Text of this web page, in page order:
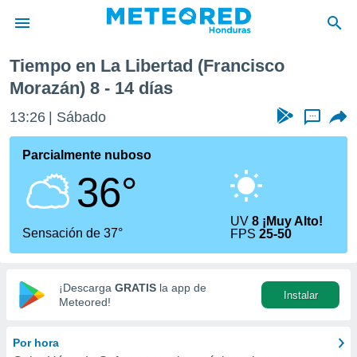
de
para
que se
calidad.
las
y
forma
basada
Tiempo en La Libertad (Francisco
Morazán) 8 - 14 días
13:26 Sábado ...
Parcialmente nuboso
36°
Sensación de 37°
UV8 ¡Muy Alto!
FPS25-50
¡Descarga GRATIS la app de
Meteored!
Instalar
Por hora